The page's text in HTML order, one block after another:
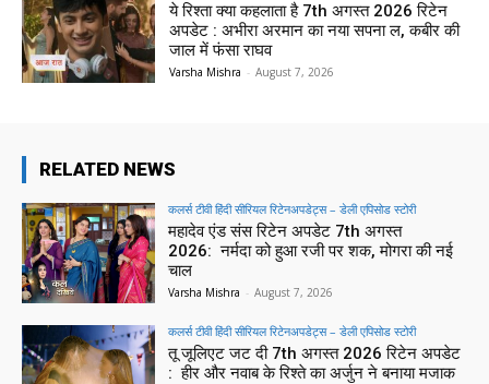
ये रिश्ता क्या कहलाता है 7th अगस्त 2026 रिटेन
अपडेट : अभीरा अरमान का नया सपना ल, कबीर की
जाल में फंसा राघव
Varsha Mishra - August 7, 2026
RELATED NEWS
कलर्स टीवी हिंदी सीरियल रिटेनअपडेट्स – डेली एपिसोड स्टोरी
महादेव एंड संस रिटेन अपडेट 7th अगस्त
2026: नर्मदा को हुआ रजी पर शक, मोगरा की नई
चाल
Varsha Mishra - August 7, 2026
कलर्स टीवी हिंदी सीरियल रिटेनअपडेट्स – डेली एपिसोड स्टोरी
तू जूलिएट जट दी 7th अगस्त 2026 रिटेन अपडेट
: हीर और नवाब के रिश्ते का अर्जुन ने बनाया मजाक